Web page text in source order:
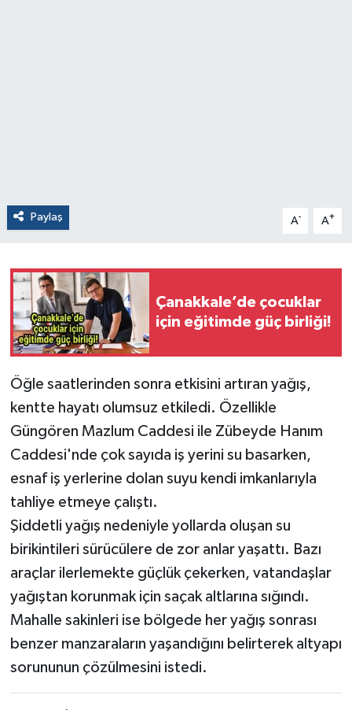
Paylaş A- A+
Çanakkale’de çocuklar
için eğitimde güç birliği!
Öğle saatlerinden sonra etkisini artıran yağış,
kentte hayatı olumsuz etkiledi. Özellikle
Güngören Mazlum Caddesi ile Zübeyde Hanım
Caddesi'nde çok sayıda iş yerini su basarken,
esnaf iş yerlerine dolan suyu kendi imkanlarıyla
tahliye etmeye çalıştı.
Şiddetli yağış nedeniyle yollarda oluşan su
birikintileri sürücülere de zor anlar yaşattı. Bazı
araçlar ilerlemekte güçlük çekerken, vatandaşlar
yağıştan korunmak için saçak altlarına sığındı.
Mahalle sakinleri ise bölgede her yağış sonrası
benzer manzaraların yaşandığını belirterek altyapı
sorununun çözülmesini istedi.